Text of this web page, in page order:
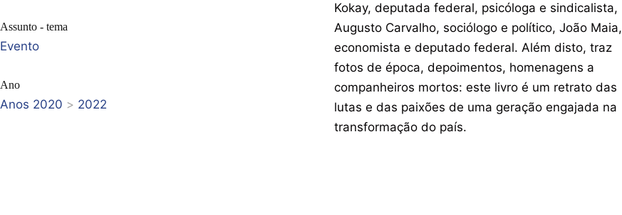
Assunto - tema
Evento
Ano
Anos 2020 > 2022
Kokay, deputada federal, psicóloga e sindicalista,
Augusto Carvalho, sociólogo e político, João Maia,
economista e deputado federal. Além disto, traz
fotos de época, depoimentos, homenagens a
companheiros mortos: este livro é um retrato das
lutas e das paixões de uma geração engajada na
transformação do país.